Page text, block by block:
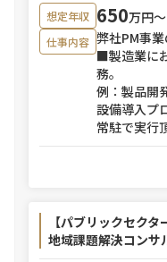
想定年収 650万円〜
仕事内容 弊社PM事
■製造業に
務。
例：製品開
設備導入プ
常駐で実行
【パブリックセク
地域課題解決コンサ